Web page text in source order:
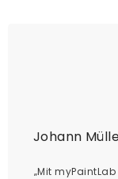
Johann
„Mit